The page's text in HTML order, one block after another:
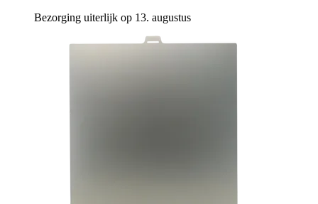
Bezorging uiterlijk op 13. augustus